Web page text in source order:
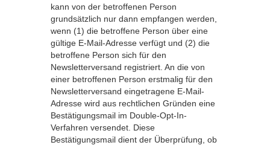
kann von der betroffenen Person
grundsätzlich nur dann empfangen werden,
wenn (1) die betroffene Person über eine
gültige E-Mail-Adresse verfügt und (2) die
betroffene Person sich für den
Newsletterversand registriert. An die von
einer betroffenen Person erstmalig für den
Newsletterversand eingetragene E-Mail-
Adresse wird aus rechtlichen Gründen eine
Bestätigungsmail im Double-Opt-In-
Verfahren versendet. Diese
Bestätigungsmail dient der Überprüfung, ob